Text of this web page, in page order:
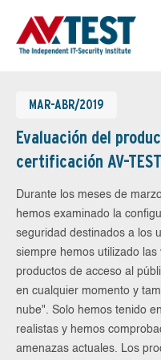
MAR-ABR/2019
Evaluación del
certificación AV-TEST
Durante los meses de
hemos examinado la
seguridad destinados a los
siempre hemos utilizado
productos de acceso al
en cualquier momento y
nube". Solo hemos tenido
realistas y hemos
amenazas actuales. Los